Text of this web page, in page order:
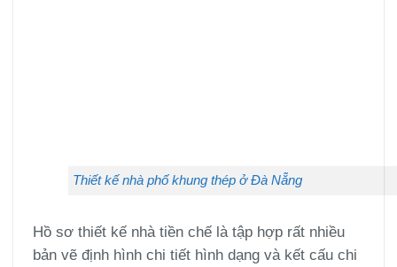
Thiết kế nhà phố khung thép ở Đà Nẵng
Hồ sơ thiết kế nhà tiền chế là tập hợp rất nhiều
bản vẽ định hình chi tiết hình dạng và kết cấu chi